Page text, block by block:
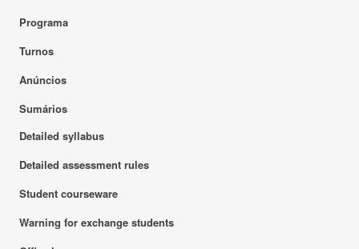
Programa
Turnos
Anúncios
Sumários
Detailed syllabus
Detailed assessment rules
Student courseware
Warning for exchange students